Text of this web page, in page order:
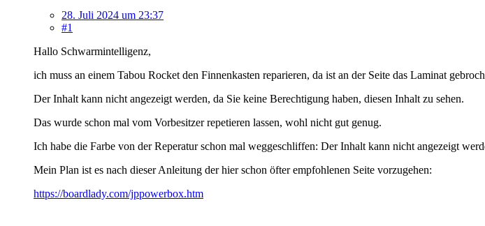
28. Juli 2024 um 23:37
#1
Hallo Schwarmintelligenz,
ich muss an einem Tabou Rocket den Finnenkasten reparieren, da ist an der Seite das Laminat
Der Inhalt kann nicht angezeigt werden, da Sie keine Berechtigung haben, diesen Inhalt zu sehen.
Das wurde schon mal vom Vorbesitzer repetieren lassen, wohl nicht gut genug.
Ich habe die Farbe von der Reperatur schon mal weggeschliffen: Der Inhalt kann nicht angezeigt
Mein Plan ist es nach dieser Anleitung der hier schon öfter empfohlenen Seite vorzugehen:
https://boardlady.com/jppowerbox.htm